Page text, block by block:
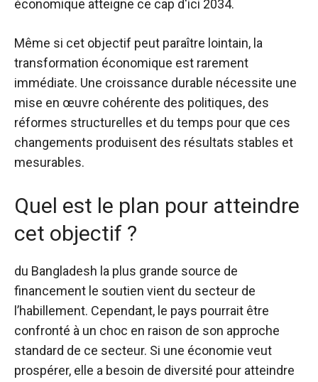
économique atteigne ce cap d'ici 2034.
Même si cet objectif peut paraître lointain, la
transformation économique est rarement
immédiate. Une croissance durable nécessite une
mise en œuvre cohérente des politiques, des
réformes structurelles et du temps pour que ces
changements produisent des résultats stables et
mesurables.
Quel est le plan pour atteindre
cet objectif ?
du Bangladesh la plus grande source de
financement le soutien vient du secteur de
l’habillement. Cependant, le pays pourrait être
confronté à un choc en raison de son approche
standard de ce secteur. Si une économie veut
prospérer, elle a besoin de diversité pour atteindre